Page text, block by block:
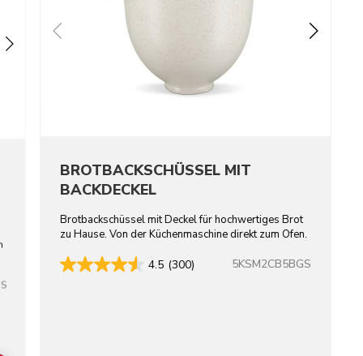
BROTBACKSCHÜSSEL MIT
BACKDECKEL
Brotbackschüssel mit Deckel für hochwertiges Brot
zu Hause. Von der Küchenmaschine direkt zum Ofen.
4.5 (300) 5KSM2CB5BGS